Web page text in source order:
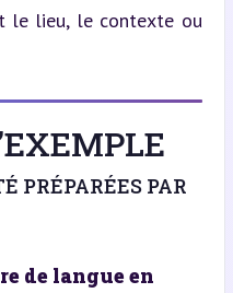
le lieu, le contexte ou
PRÉPARÉES PAR
de langue en